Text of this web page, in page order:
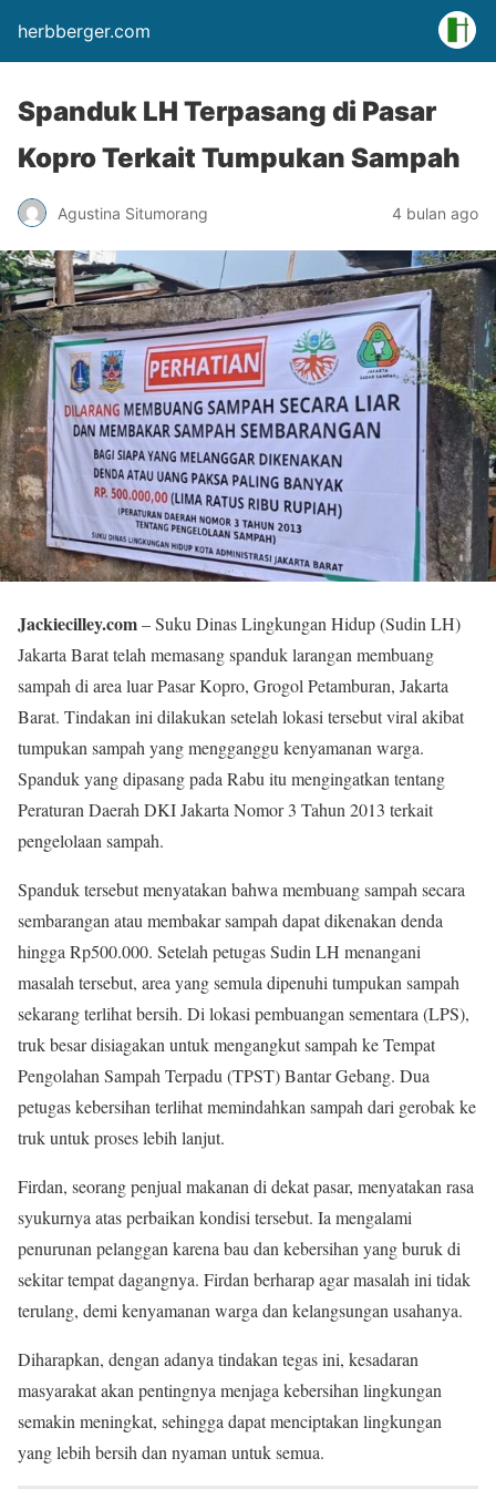
herbberger.com
Spanduk LH Terpasang di Pasar
Kopro Terkait Tumpukan Sampah
Agustina Situmorang 4 bulan ago
Jackiecilley.com– Suku Dinas Lingkungan Hidup (Sudin LH)
Jakarta Barat telah memasang spanduk larangan membuang
sampah di area luar Pasar Kopro, Grogol Petamburan, Jakarta
Barat. Tindakan ini dilakukan setelah lokasi tersebut viral akibat
tumpukan sampah yang mengganggu kenyamanan warga.
Spanduk yang dipasang pada Rabu itu mengingatkan tentang
Peraturan Daerah DKI Jakarta Nomor 3 Tahun 2013 terkait
pengelolaan sampah.
Spanduk tersebut menyatakan bahwa membuang sampah secara
sembarangan atau membakar sampah dapat dikenakan denda
hingga Rp500.000. Setelah petugas Sudin LH menangani
masalah tersebut, area yang semula dipenuhi tumpukan sampah
sekarang terlihat bersih. Di lokasi pembuangan sementara (LPS),
truk besar disiagakan untuk mengangkut sampah ke Tempat
Pengolahan Sampah Terpadu (TPST) Bantar Gebang. Dua
petugas kebersihan terlihat memindahkan sampah dari gerobak ke
truk untuk proses lebih lanjut.
Firdan, seorang penjual makanan di dekat pasar, menyatakan rasa
syukurnya atas perbaikan kondisi tersebut. Ia mengalami
penurunan pelanggan karena bau dan kebersihan yang buruk di
sekitar tempat dagangnya. Firdan berharap agar masalah ini tidak
terulang, demi kenyamanan warga dan kelangsungan usahanya.
Diharapkan, dengan adanya tindakan tegas ini, kesadaran
masyarakat akan pentingnya menjaga kebersihan lingkungan
semakin meningkat, sehingga dapat menciptakan lingkungan
yang lebih bersih dan nyaman untuk semua.